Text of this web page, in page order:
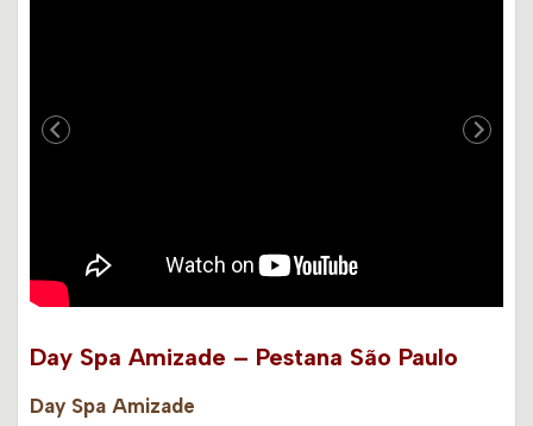
Day Spa Amizade – Pestana São Paulo
Day Spa Amizade